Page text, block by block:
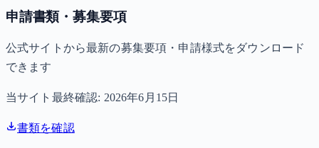
申請書類・募集要項
公式サイトから最新の募集要項・申請様式をダウンロード
できます
当サイト最終確認: 2026年6月15日
書類を確認